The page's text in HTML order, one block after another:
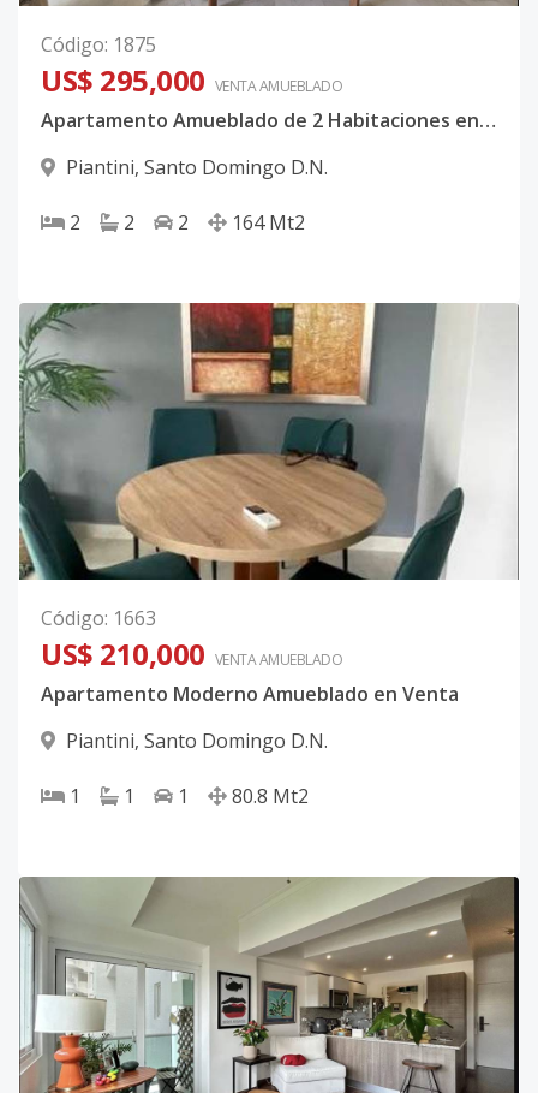
Código: 1875
US$ 295,000 VENTA AMUEBLADO
Apartamento Amueblado de 2 Habitaciones en Venta en Piantini, Santo Domingo
Piantini, Santo Domingo D.N.
2 2 2 164 Mt2
Código: 1663
US$ 210,000 VENTA AMUEBLADO
Apartamento Moderno Amueblado en Venta
Piantini, Santo Domingo D.N.
1 1 1 80.8 Mt2